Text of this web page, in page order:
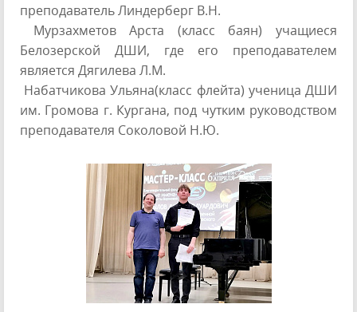
преподаватель Линдерберг В.Н.
Мурзахметов Арста (класс баян) учащиеся
Белозерской ДШИ, где его преподавателем
является Дягилева Л.М.
Набатчикова Ульяна(класс флейта) ученица ДШИ
им. Громова г. Кургана, под чутким руководством
преподавателя Соколовой Н.Ю.